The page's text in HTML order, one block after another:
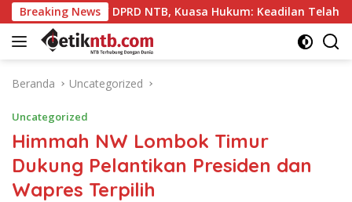
Langsung
ke
konten
Breaking News
DPRD NTB, Kuasa Hukum: Keadilan Telah Ditegakkan
Beranda Uncategorized
Uncategorized
Himmah NW Lombok Timur
Dukung Pelantikan Presiden dan
Wapres Terpilih